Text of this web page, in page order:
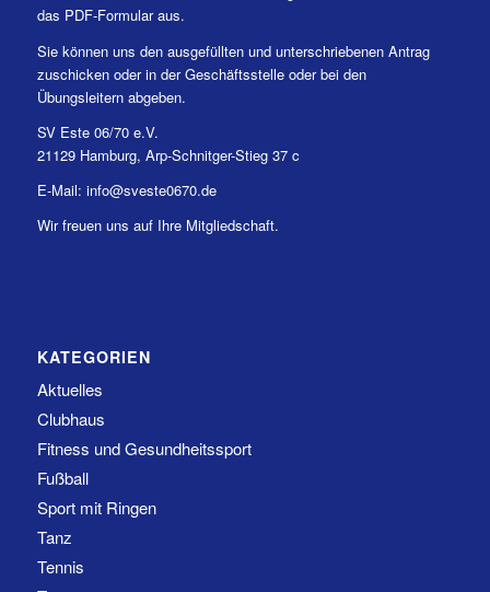
das PDF-Formular aus.
Sie können uns den ausgefüllten und unterschriebenen Antrag
zuschicken oder in der Geschäftsstelle oder bei den
Übungsleitern abgeben.
SV Este 06/70 e.V.
21129 Hamburg, Arp-Schnitger-Stieg 37 c
E-Mail: info@sveste0670.de
Wir freuen uns auf Ihre Mitgliedschaft.
KATEGORIEN
Aktuelles
Clubhaus
Fitness und Gesundheitssport
Fußball
Sport mit Ringen
Tanz
Tennis